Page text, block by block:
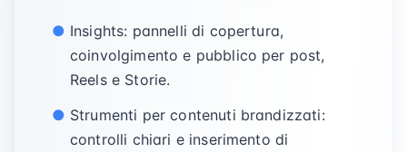
Insights: pannelli di copertura,
coinvolgimento e pubblico per post,
Reels e Storie.
Strumenti per contenuti brandizzati:
controlli chiari e inserimento di